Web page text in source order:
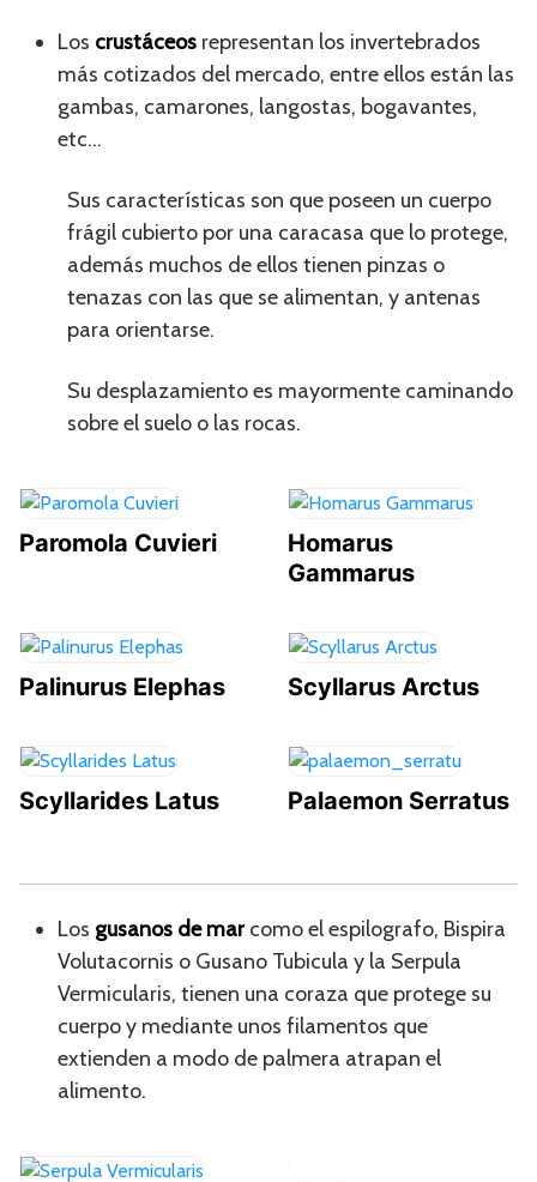
Los crustáceos representan los invertebrados
más cotizados del mercado, entre ellos están las
gambas, camarones, langostas, bogavantes,
etc…
Sus características son que poseen un cuerpo
frágil cubierto por una caracasa que lo protege,
además muchos de ellos tienen pinzas o
tenazas con las que se alimentan, y antenas
para orientarse.
Su desplazamiento es mayormente caminando
sobre el suelo o las rocas.
Paromola Cuvieri
Homarus
Gammarus
Palinurus Elephas Scyllarus Arctus
Scyllarides Latus Palaemon Serratus
Los gusanos de marcomo el espilografo, Bispira
Volutacornis o Gusano Tubicula y la Serpula
Vermicularis, tienen una coraza que protege su
cuerpo y mediante unos filamentos que
extienden a modo de palmera atrapan el
alimento.